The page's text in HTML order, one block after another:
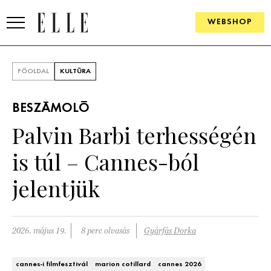
WEBSHOP
SZÉPSÉG
PSZICHÉ
ÉLETMÓD
PÁRKAPCSOLAT
FŐOLDAL KULTÚRA
BESZÁMOLÓ
Palvin Barbi terhességén
is túl – Cannes-ból
jelentjük
2026. május 19. 8 perc olvasás Gyárfás Dorka
cannes-i filmfesztivál marion cotillard cannes 2026